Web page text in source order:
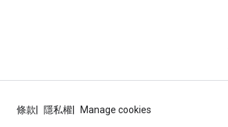
條款 隱私權 Manage cookies